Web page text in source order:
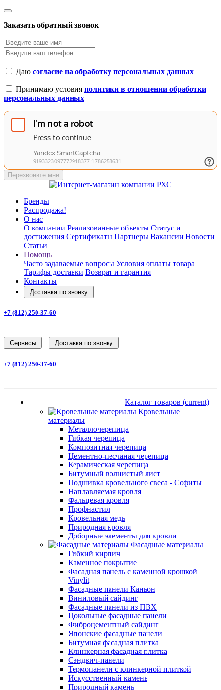
Заказать обратный звонок
Даю согласие на обработку персональных данных
Принимаю условия политики в отношении обработки
персональных данных
Перезвоните мне
Бренды
Распродажа!
О нас
О компании Реализованные объекты Статус и
достижения Сертификаты Партнеры Вакансии Новости
Статьи
Помощь
Часто задаваемые вопросы Условия оплаты товара
Тарифы доставки Возврат и гарантия
Контакты
Доставка по звонку
+7 (812) 250-37-60
Cервисы Доставка по звонку
+7 (812) 250-37-60
Каталог товаров (current)
Кровельные
материалы
Металлочерепица
Гибкая черепица
Композитная черепица
Цементно-песчаная черепица
Керамическая черепица
Битумный волнистый лист
Подшивка кровельного свеса - Софиты
Наплавляемая кровля
Фальцевая кровля
Профнастил
Кровельная медь
Природная кровля
Доборные элементы для кровли
Фасадные материалы
Гибкий кирпич
Каменное покрытие
Фасадная панель с каменной крошкой
Vinylit
Фасадные панели Каньон
Виниловый сайдинг
Фасадные панели из ПВХ
Цокольные фасадные панели
Фиброцементный сайдинг
Японские фасадные панели
Битумная фасадная плитка
Клинкерная фасадная плитка
Сэндвич-панели
Термопанели с клинкерной плиткой
Искусственный камень
Природный камень